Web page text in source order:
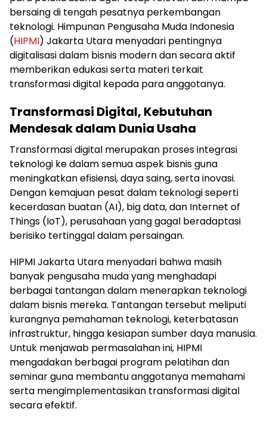
bersaing di tengah pesatnya perkembangan
teknologi. Himpunan Pengusaha Muda Indonesia
(HIPMI) Jakarta Utara menyadari pentingnya
digitalisasi dalam bisnis modern dan secara aktif
memberikan edukasi serta materi terkait
transformasi digital kepada para anggotanya.
Transformasi Digital, Kebutuhan
Mendesak dalam Dunia Usaha
Transformasi digital merupakan proses integrasi
teknologi ke dalam semua aspek bisnis guna
meningkatkan efisiensi, daya saing, serta inovasi.
Dengan kemajuan pesat dalam teknologi seperti
kecerdasan buatan (AI), big data, dan Internet of
Things (IoT), perusahaan yang gagal beradaptasi
berisiko tertinggal dalam persaingan.
HIPMI Jakarta Utara menyadari bahwa masih
banyak pengusaha muda yang menghadapi
berbagai tantangan dalam menerapkan teknologi
dalam bisnis mereka. Tantangan tersebut meliputi
kurangnya pemahaman teknologi, keterbatasan
infrastruktur, hingga kesiapan sumber daya manusia.
Untuk menjawab permasalahan ini, HIPMI
mengadakan berbagai program pelatihan dan
seminar guna membantu anggotanya memahami
serta mengimplementasikan transformasi digital
secara efektif.